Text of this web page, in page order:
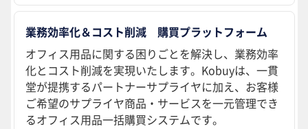
業務効率化＆コスト削減 購買プラットフォーム
オフィス用品に関する困りごとを解決し、業務効率
化とコスト削減を実現いたします。Kobuyは、一貫
堂が提携するパートナーサプライヤに加え、お客様
ご希望のサプライヤ商品・サービスを一元管理でき
るオフィス用品一括購買システムです。